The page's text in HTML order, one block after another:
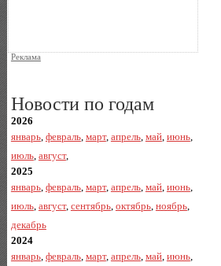
Реклама
Новости по годам
2026
январь, февраль, март, апрель, май, июнь,
июль, август,
2025
январь, февраль, март, апрель, май, июнь,
июль, август, сентябрь, октябрь, ноябрь,
декабрь
2024
январь, февраль, март, апрель, май, июнь,